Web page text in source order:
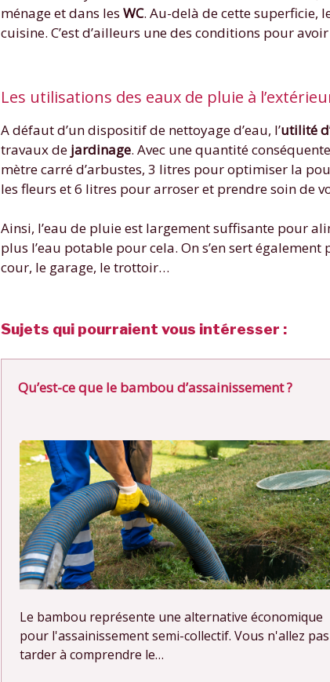
ménage et dans les WC. Au-delà de cette superficie,
cuisine. C’est d’ailleurs une des conditions pour
Les utilisations des eaux de pluie à
A défaut d’un dispositif de nettoyage d’eau, l’utilité
travaux de jardinage. Avec une quantité
mètre carré d’arbustes, 3 litres pour optimiser la
les fleurs et 6 litres pour arroser et prendre soin de
Ainsi, l’eau de pluie est largement suffisante pour
plus l’eau potable pour cela. On s’en sert également
cour, le garage, le trottoir…
Sujets qui pourraient vous intéresser :
Qu’est-ce que le bambou d’assainissement ?
Le bambou représente une alternative économique
pour l'assainissement semi-collectif. Vous n'allez pas
tarder à comprendre le…